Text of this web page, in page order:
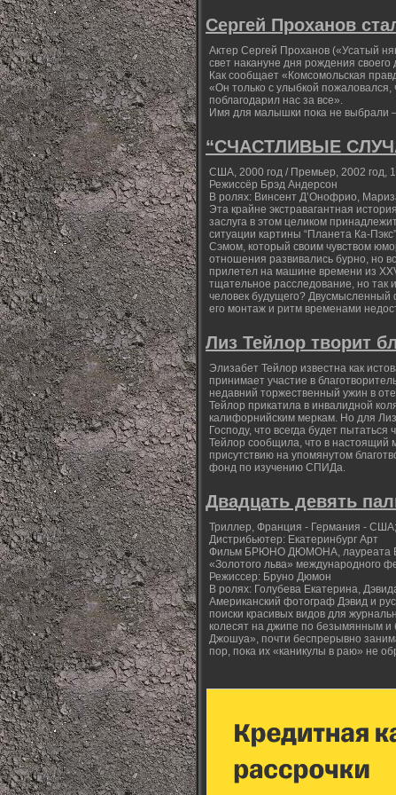
Сергей Проханов
Актер Сергей Проханов («Усатый
свет накануне дня рождения своего
Как сообщает «Комсомольская
«Он только с улыбкой пожаловался,
поблагодарил нас за все».
Имя для малышки пока не выбрали –
“СЧАСТЛИВЫЕ
США, 2000 год / Премьер, 2002 год,
Режиссёр Брэд Андерсон
В ролях: Винсент Д’Онофрио,
Эта крайне экстравагантная
заслуга в этом целиком
ситуации картины “Планета Ка-
Сэмом, который своим чувством
отношения развивались бурно, но
прилетел на машине времени из
тщательное расследование, но так
человек будущего?
его монтаж и ритм временами
Лиз Тейлор творит
Элизабет Тейлор известна как
принимает участие в
недавний торжественный ужин в
Тейлор прикатила в инвалидной
калифорнийским меркам. Но для
Господу, что всегда будет
Тейлор сообщила, что в настоящий
присутствию на упомянутом
фонд по изучению СПИДа.
Двадцать девять
Триллер, Франция - Германия -
Дистрибьютер: Екатеринбург Арт
Фильм БРЮНО ДЮМОНА, лауреата
«Золотого льва» международного
Режиссер: Бруно Дюмон
В ролях: Голубева Екатерина,
Американский фотограф Дэвид и
поиски красивых видов для
колесят на джипе по безымянным и
Джошуа», почти беспрерывно
пор, пока их «каникулы в раю» не